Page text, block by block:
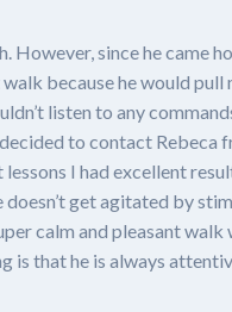
However, since he came
because he would pull
listen to any
to contact Rebeca
I had excellent
get agitated by
calm and pleasant walk
is that he is always